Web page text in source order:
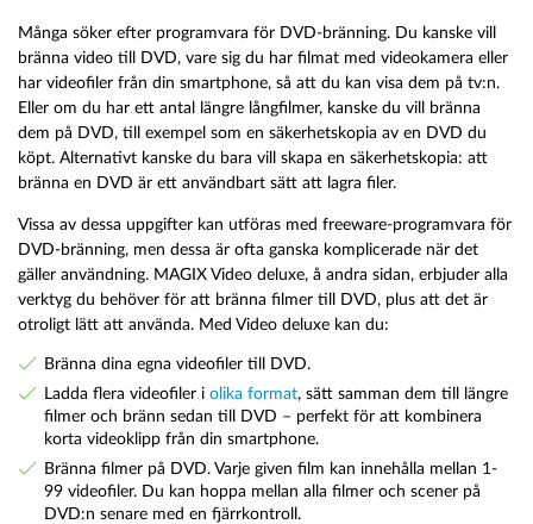
Många söker efter programvara för DVD-bränning. Du kanske vill
bränna video till DVD, vare sig du har filmat med videokamera eller
har videofiler från din smartphone, så att du kan visa dem på tv:n.
Eller om du har ett antal längre långfilmer, kanske du vill bränna
dem på DVD, till exempel som en säkerhetskopia av en DVD du
köpt. Alternativt kanske du bara vill skapa en säkerhetskopia: att
bränna en DVD är ett användbart sätt att lagra filer.
Vissa av dessa uppgifter kan utföras med freeware-programvara för
DVD-bränning, men dessa är ofta ganska komplicerade när det
gäller användning. MAGIX Video deluxe, å andra sidan, erbjuder alla
verktyg du behöver för att bränna filmer till DVD, plus att det är
otroligt lätt att använda. Med Video deluxe kan du:
Bränna dina egna videofiler till DVD.
Ladda flera videofiler i olika format, sätt samman dem till längre
filmer och bränn sedan till DVD – perfekt för att kombinera
korta videoklipp från din smartphone.
Bränna filmer på DVD. Varje given film kan innehålla mellan 1-
99 videofiler. Du kan hoppa mellan alla filmer och scener på
DVD:n senare med en fjärrkontroll.